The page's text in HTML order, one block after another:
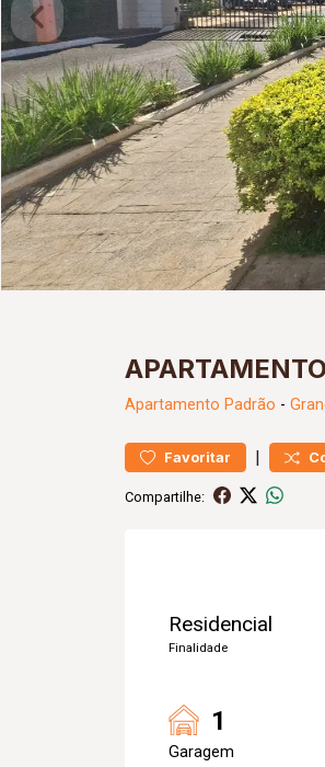
Apartamento Padrão -
Favoritar |
Compartilhe:
Residencial
Finalidade
1
Garagem